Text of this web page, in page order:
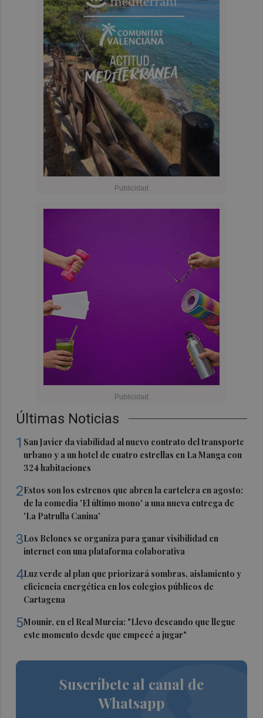
Últimas Noticias
1 San Javier da viabilidad al nuevo contrato del transporte
urbano y a un hotel de cuatro estrellas en La Manga con
324 habitaciones
2Estos son los estrenos que abren la cartelera en agosto:
de la comedia 'El último mono' a una nueva entrega de
'La Patrulla Canina'
3Los Belones se organiza para ganar visibilidad en
internet con una plataforma colaborativa
4Luz verde al plan que priorizará sombras, aislamiento y
eficiencia energética en los colegios públicos de
Cartagena
5Mounir, en el Real Murcia: "Llevo deseando que llegue
este momento desde que empecé a jugar"
Suscríbete al canal de
Whatsapp